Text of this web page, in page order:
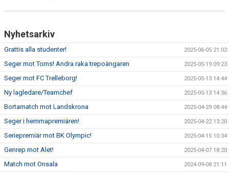
Nyhetsarkiv
Grattis alla studenter! 2025-06-05 21:02
Seger mot Torns! Andra raka trepoängaren 2025-05-19 09:23
Seger mot FC Trelleborg! 2025-05-13 14:44
Ny lagledare/Teamchef 2025-05-13 14:36
Bortamatch mot Landskrona 2025-04-29 08:44
Seger i hemmapremiären! 2025-04-22 13:20
Seriepremiär mot BK Olympic! 2025-04-15 10:34
Genrep mot Alet! 2025-04-07 18:20
Match mot Onsala 2024-09-08 21:11